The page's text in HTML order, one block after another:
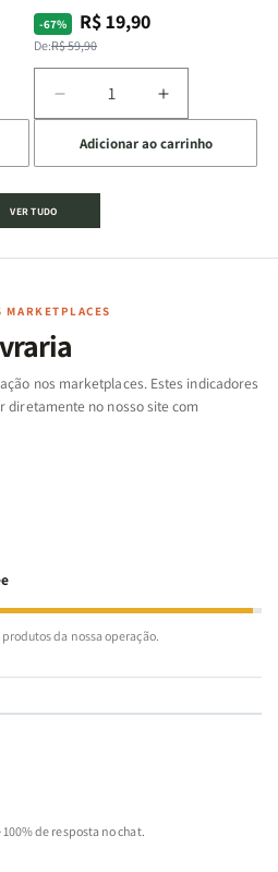
-67%
Preço
normal
De:R$ 59,90
Preço
promocional
R$ 19,90
Diminuir
a
quantidade
de
Jogo
|
de
Aumentar
a
quantidade
de
|
Adicionar ao carrinho
VER TUDO
MARKETPLACES
nos marketplaces. Estes indicadores
diretamente no nosso site com
da nossa operação.
de resposta no chat.